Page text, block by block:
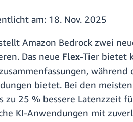
am: 18. Nov. 2025
Amazon Bedrock zwei
Das neue Flex-Tier bietet
während
bietet. Bei den
zu 25 % bessere Latenzzeit
KI-Anwendungen mit